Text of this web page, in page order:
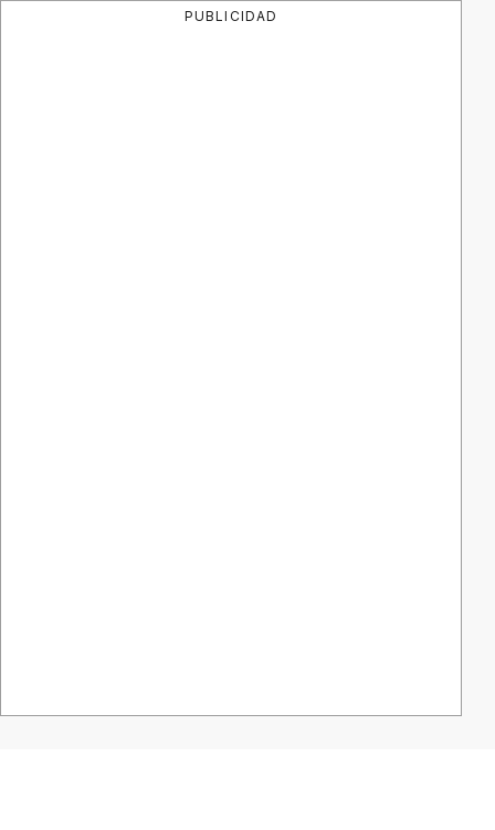
PUBLICIDAD